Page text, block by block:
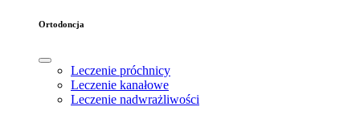
Ortodoncja
Leczenie próchnicy
Leczenie kanałowe
Leczenie nadwrażliwości